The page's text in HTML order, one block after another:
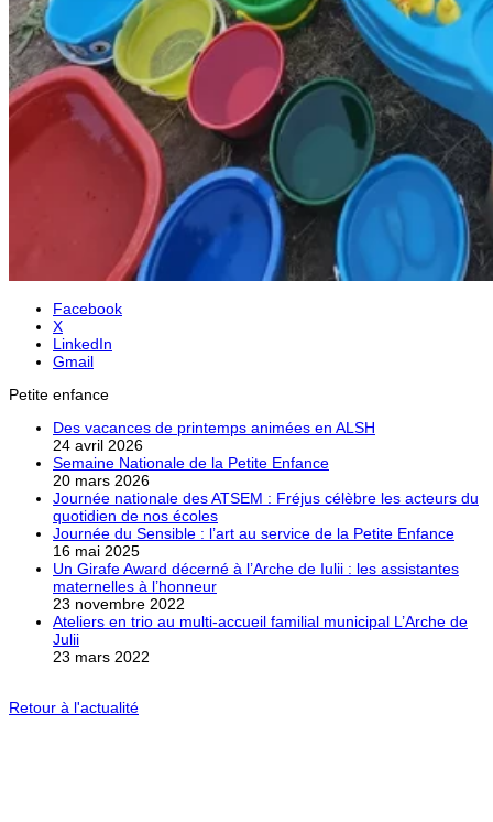
Facebook
X
LinkedIn
Gmail
Petite enfance
Des vacances de printemps animées en ALSH
24 avril 2026
Semaine Nationale de la Petite Enfance
20 mars 2026
Journée nationale des ATSEM : Fréjus célèbre les acteurs du
quotidien de nos écoles
Journée du Sensible : l’art au service de la Petite Enfance
16 mai 2025
Un Girafe Award décerné à l’Arche de Iulii : les assistantes
maternelles à l’honneur
23 novembre 2022
Ateliers en trio au multi-accueil familial municipal L’Arche de
Julii
23 mars 2022
Retour à l'actualité